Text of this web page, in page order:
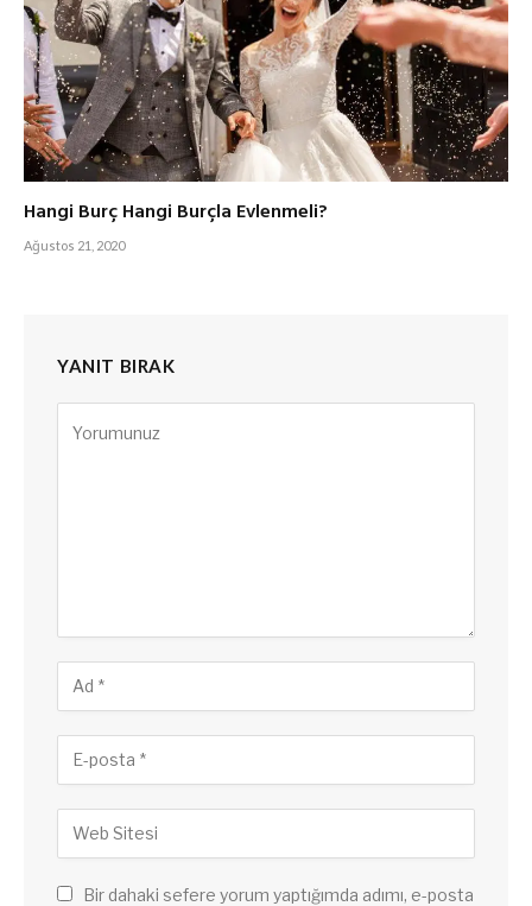
Hangi Burç Hangi Burçla Evlenmeli?
Ağustos 21, 2020
YANIT BIRAK
Bir dahaki sefere yorum yaptığımda adımı, e-posta